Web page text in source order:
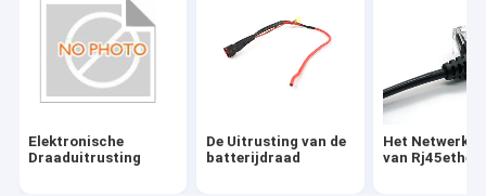
Elektrojumper wire
De Schakelaars van de draaduitrusting
De Schakelaar van de kringsraad
De Vergaarbakstop van de batterijschakelaar
Elektronische
Draaduitrusting
De Uitrusting van de
batterijdraad
Het
van